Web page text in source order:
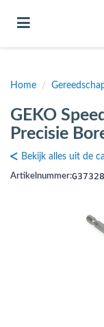
(Buffervaten,
(Expansievaten)
Toggle navigation
Home /
GEKO
Precisie
Bekijk alles uit de
Artikelnummer:G37328